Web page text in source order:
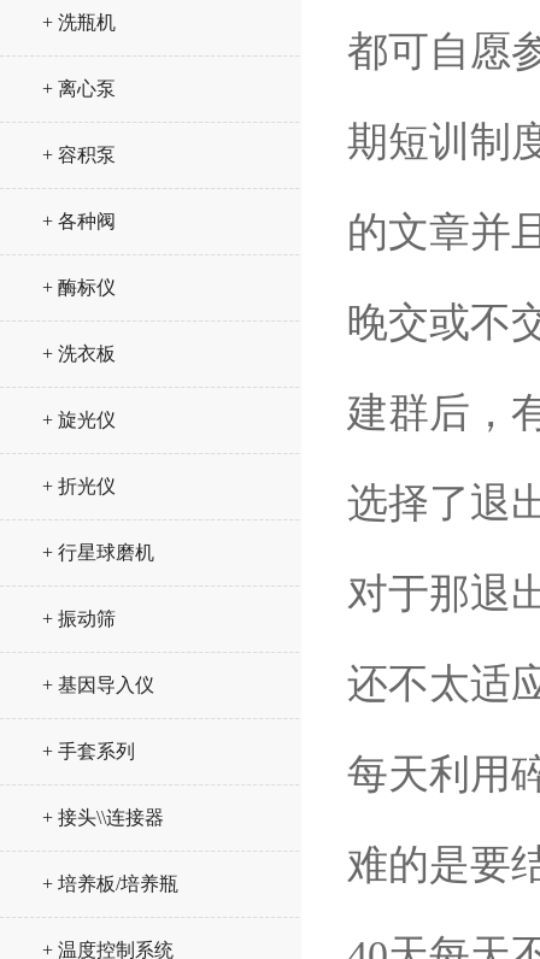
+ 洗瓶机
+ 离心泵
+ 容积泵
+ 各种阀
+ 酶标仪
+ 洗衣板
+ 旋光仪
+ 折光仪
+ 行星球磨机
+ 振动筛
+ 基因导入仪
+ 手套系列
+ 接头\\连接器
+ 培养板/培养瓶
+ 温度控制系统
都可自愿
期短训制
的文章并
晚交或不
建群后，
选择了退
对于那退
还不太适
每天利用
难的是要